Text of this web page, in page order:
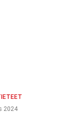
2024